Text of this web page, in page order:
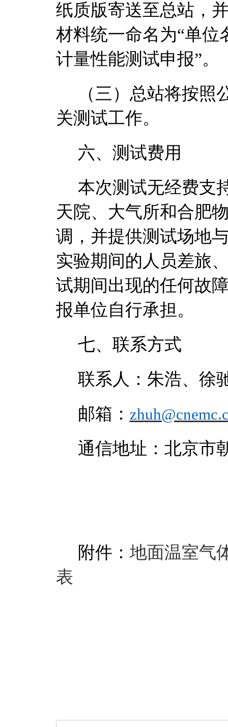
纸质版寄送至总站 ，
材料统一命名为“单位
计量性能测试申报”。
（三）总站将按
关测试工作。
六、测试费用
本次测试无经费支
天院、大气所和合肥
调，并提供测试场地
实验期间的人员差旅
试期间出现的任何故
报单位自行承担。
七、联系方式
联系人：朱浩、徐
邮箱：
通信地址：北京市
附件： 地面温室气
表